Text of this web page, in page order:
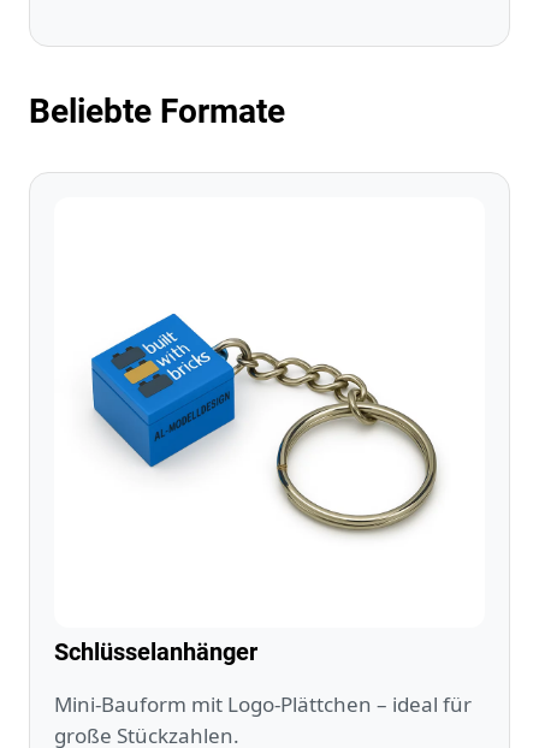
Beliebte Formate
Schlüsselanhänger
Mini‑Bauform mit Logo‑Plättchen – ideal für
große Stückzahlen.